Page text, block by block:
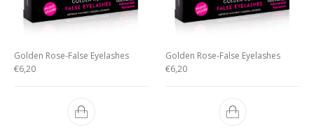
Golden Rose-False Eyelashes
€6,20
Golden Rose-False Eyelashes
€6,20